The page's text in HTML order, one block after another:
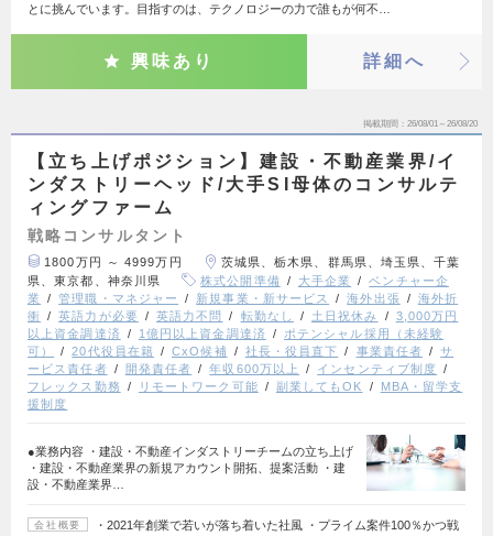
とに挑んでいます。目指すのは、テクノロジーの力で誰もが何不…
興味あり 詳細へ
掲載期間 26/08/01～26/08/20
【立ち上げポジション】建設・不動産業界/イ
ンダストリーヘッド/大手SI母体のコンサルテ
ィングファーム
戦略コンサルタント
1800万円 ～ 4999万円
茨城県、栃木県、群馬県、埼玉県、千葉
県、東京都、神奈川県
株式公開準備 大手企業
ベンチャー企
業
管理職・マネジャー 新規事業・新サービス 海外出張
海外折
衝
英語力が必要 英語力不問 転勤なし 土日祝休み
3,000万円
以上資金調達済
1億円以上資金調達済
ポテンシャル採用（未経験
可）
20代役員在籍 CxO候補 社長・役員直下 事業責任者
サ
ービス責任者
開発責任者 年収600万以上
インセンティブ制度
フレックス勤務
リモートワーク可能 副業してもOK
MBA・留学支
援制度
●業務内容 ・建設・不動産インダストリーチームの立ち上げ
・建設・不動産業界の新規アカウント開拓、提案活動 ・建
設・不動産業界…
会社概要 ・2021年創業で若いが落ち着いた社風 ・プライム案件100％かつ戦